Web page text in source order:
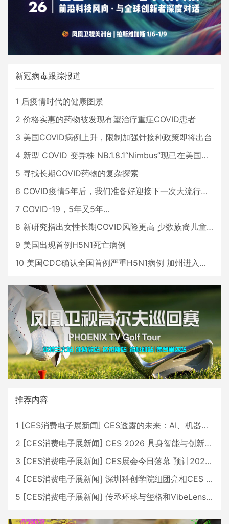
新冠病毒跟踪报道
1 后疫情时代的健康图景
2 价格实惠的药物被发现有望治疗重症COVID患者
3 美国COVID病例上升，限制加强针接种政策即将出台
4 新型 COVID 变异株 NB.1.8.1“Nimbus”现已在美国占据主导地位
5 寻找长期COVID药物的复杂探索
6 COVID疫情5年后，我们准备好迎接下一次大流行了吗？
7 COVID-19，5年又5年…
8 新研究指出女性长期COVID风险更高 少数族裔儿童存在差异
9 美国出现首例H5N1死亡病例
10 美国CDC确认全国首例严重H5N1病例 加州进入紧急状态
推荐内容
1 [CES消费电子展新闻] CES透露的未来：AI、机器人与智能生活大爆发
2 [CES消费电子展新闻] CES 2026 具身智能与创新领域 中国公司大放异彩
3 [CES消费电子展新闻] CES展会今日落幕 预计2026行业收入将超五千亿美元
4 [CES消费电子展新闻] 深圳科创学院组团亮相CES 广受好评
5 [CES消费电子展新闻] 传丞环球与玺格和VibeLens共同推出全新耳机